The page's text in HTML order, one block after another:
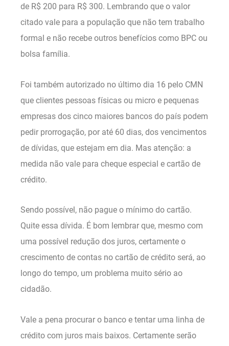
de R$ 200 para R$ 300. Lembrando que o valor
citado vale para a população que não tem trabalho
formal e não recebe outros benefícios como BPC ou
bolsa família.
Foi também autorizado no último dia 16 pelo CMN
que clientes pessoas físicas ou micro e pequenas
empresas dos cinco maiores bancos do país podem
pedir prorrogação, por até 60 dias, dos vencimentos
de dívidas, que estejam em dia. Mas atenção: a
medida não vale para cheque especial e cartão de
crédito.
Sendo possível, não pague o mínimo do cartão.
Quite essa dívida. É bom lembrar que, mesmo com
uma possível redução dos juros, certamente o
crescimento de contas no cartão de crédito será, ao
longo do tempo, um problema muito sério ao
cidadão.
Vale a pena procurar o banco e tentar uma linha de
crédito com juros mais baixos. Certamente serão